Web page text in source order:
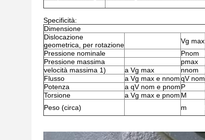
Specificità:
Dimensione
Dislocazione
geometrica, per rotazione
Vg max
Pressione nominale
Pnom
Pressione massima
pmax
velocità massima 1)
a Vg max nnom
Flusso
a Vg max e nnomqV nom
Potenza
a qV nom e pnomP
Torsione
a Vg max e pnom M
Peso (circa)
m